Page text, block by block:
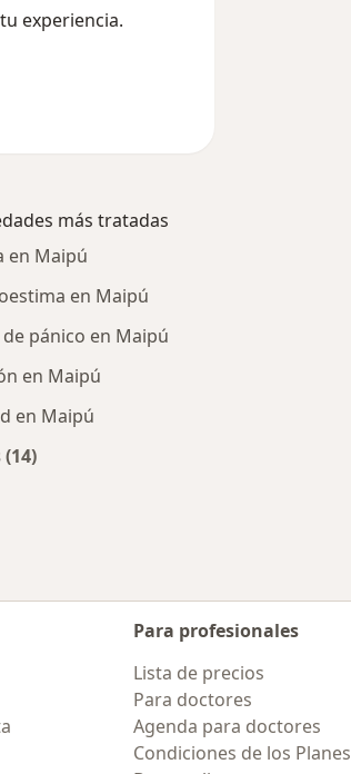
experiencia.
más tratadas
en Maipú
en Maipú
pánico en Maipú
en Maipú
en Maipú
Para profesionales
Lista de precios
Para doctores
Agenda para doctores
Condiciones de los Planes